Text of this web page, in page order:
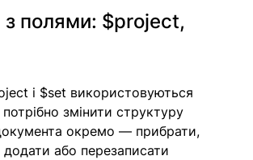
з полями: $project,
і $set використовуються
змінити структуру
окремо — прибрати,
або перезаписати